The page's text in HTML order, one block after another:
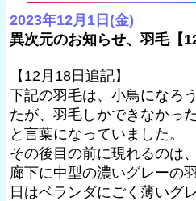
2023年12月1日(金)
異次元のお知らせ、羽毛【
【12月18日追記】
下記の羽毛は、小鳥になろ
たが、羽毛しかできなかっ
と言葉になっていました。
その後目の前に現れるのは
廊下に中型の濃いグレーの
日はベランダにごく薄いグ